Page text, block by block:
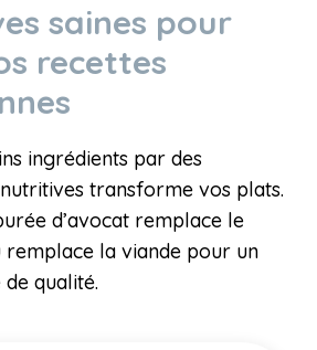
saines pour
recettes
ingrédients par des
transforme vos plats.
d’avocat remplace le
la viande pour un
qualité.